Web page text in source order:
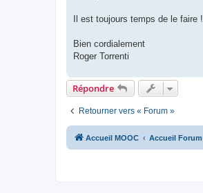
Il est toujours temps de le faire !
Bien cordialement
Roger Torrenti
Répondre
Retourner vers « Forum »
Accueil MOOC Accueil Forum